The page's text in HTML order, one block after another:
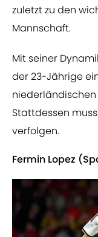
zuletzt zu den
Mannschaft.
Mit seiner
der 23-Jährige
Stattdessen
verfolgen.
Fermin Lopez